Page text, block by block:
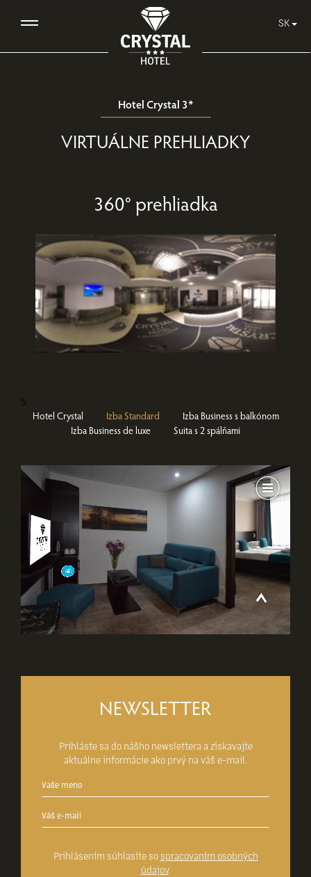
SK
Hotel Crystal 3*
VIRTUÁLNE PREHLIADKY
360° prehliadka
5
Hotel Crystal Izba Standard
Izba Business s balkónom
Izba Business de luxe
Suita s 2 spálňami
NEWSLETTER
Prihláste sa do nášho newslettera a získavajte
aktuálne informácie ako prvý na váš e-mail.
Prihlásením súhlasíte so spracovaním osobných
údajov.